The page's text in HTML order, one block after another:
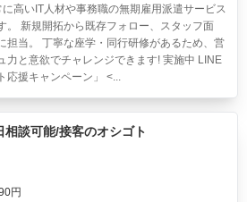
高いIT人材や事務職の無期雇用派遣サービス
。 新規開拓から既存フォロー、スタッフ面
担当。 丁寧な座学・同行研修があるため、営
力と意欲でチャレンジできます! 実施中 LINE
応援キャンペーン」 <...
相談可能/接客のオシゴト
円